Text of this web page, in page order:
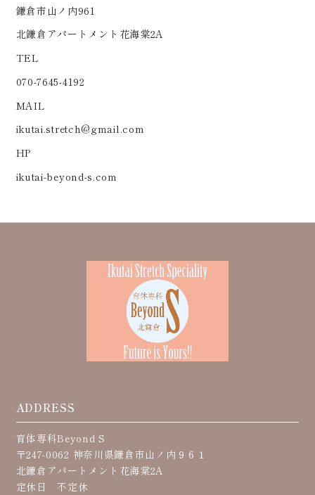
鎌倉市山ノ内961
北鎌倉アパートメント花海棠2A
TEL
070-7645-4192
MAIL
ikutai.stretch@gmail.com
HP
ikutai-beyond-s.com
ADDRESS
育体専科Beyond S
〒247-0062 神奈川県鎌倉市山ノ内９６１
北鎌倉アパートメント花海棠2A
定休日 不定休